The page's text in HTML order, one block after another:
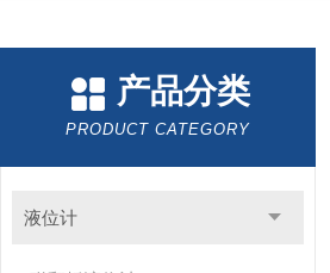
产品分类
PRODUCT CATEGORY
液位计